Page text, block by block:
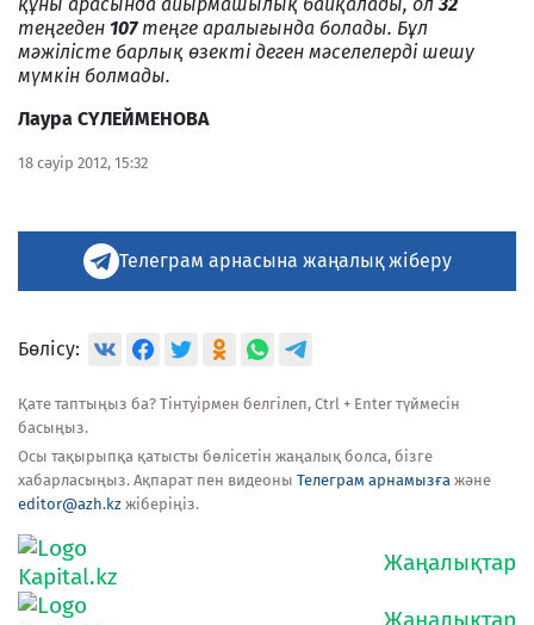
теңгеден 107 теңге аралығында болады. Бұл
мәжілісте барлық өзекті деген мәселелерді шешу
мүмкін болмады.
Лаура СҮЛЕЙМЕНОВА
18 сәуір 2012, 15:32
Телеграм арнасына жаңалық жіберу
Бөлісу:
Қате таптыңыз ба? Тінтуірмен белгілеп, Ctrl + Enter түймесін
басыңыз.
Осы тақырыпқа қатысты бөлісетін жаңалық болса, бізге
хабарласыңыз. Ақпарат пен видеоны Телеграм арнамызға және
editor@azh.kz жіберіңіз.